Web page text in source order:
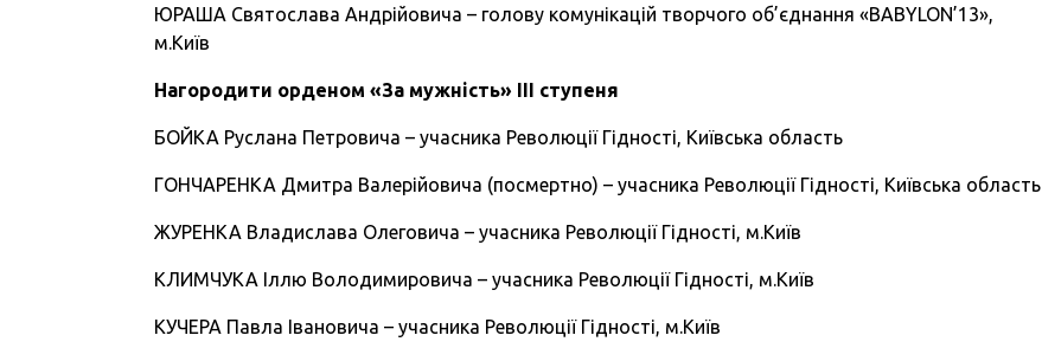
ЮРАША Святослава Андрійовича – голову комунікацій творчого об’єднання «BABYLON’13»,
м.Київ
Нагородити орденом «За мужність» III ступеня
БОЙКА Руслана Петровича – учасника Революції Гідності, Київська область
ГОНЧАРЕНКА Дмитра Валерійовича (посмертно) – учасника Революції Гідності, Київська область
ЖУРЕНКА Владислава Олеговича – учасника Революції Гідності, м.Київ
КЛИМЧУКА Іллю Володимировича – учасника Революції Гідності, м.Київ
КУЧЕРА Павла Івановича – учасника Революції Гідності, м.Київ